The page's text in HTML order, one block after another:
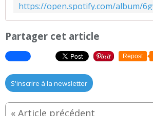
Partager cet article
Repost
S'inscrire à la newsletter